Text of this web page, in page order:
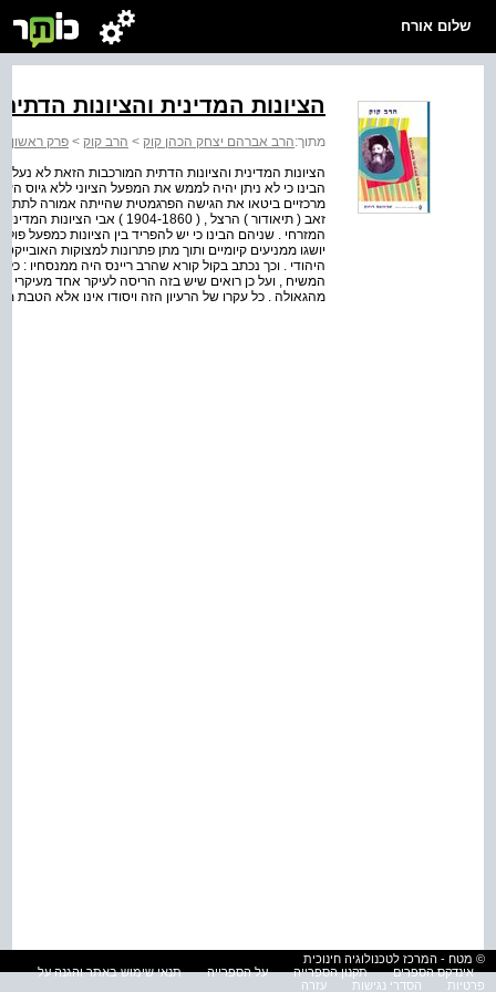
שלום אורח
הציונות המדינית והציונות הדתית
מתוך:הרב אברהם יצחק הכהן קוק > הרב קוק > פרק ראשון
הציונות המדינית והציונות הדתית המורכבות הזאת לא
הבינו כי לא ניתן יהיה לממש את המפעל הציוני ללא גיוס
מרכזיים ביטאו את הגישה הפרגמטית שהייתה אמורה לתת
המזרחי . שניהם הבינו כי יש להפריד בין הציונות כמפעל
יושגו ממניעים קיומיים ותוך מתן פתרונות למצוקות
היהודי . וכך נכתב בקול קורא שהרב ריינס היה ממנסחיו :
המשיח , ועל כן רואים שיש בזה הריסה לעיקר אחד מעיקרי
מהגאולה . כל עקרו של הרעיון הזה ויסודו אינו אלא הטבת
© מטח - המרכז לטכנולוגיה חינוכית
אינדקס הספרים
תקנון הספרייה על הספרייה
תנאי שימוש באתר והגנה על
פרטיות
הסדרי נגישות עזרה